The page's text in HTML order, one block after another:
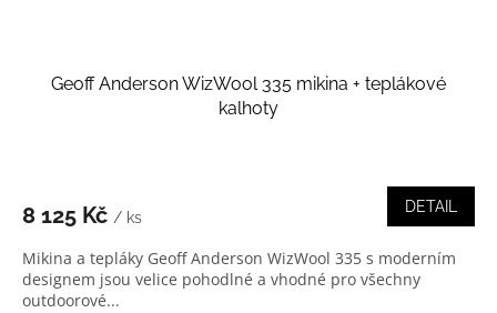
Geoff Anderson WizWool 335 mikina + teplákové
kalhoty
8 125 Kč / ks
DETAIL
Mikina a tepláky Geoff Anderson WizWool 335 s moderním
designem jsou velice pohodlné a vhodné pro všechny
outdoorové...